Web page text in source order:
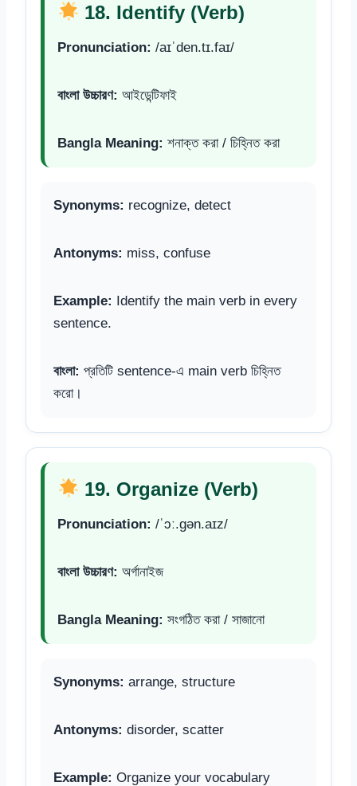
18. Identify (Verb)
Pronunciation: /aɪˈden.tɪ.faɪ/
বাংলা উচ্চারণ: আইডেন্টিফাই
Bangla Meaning: শনাক্ত করা / চিহ্নিত করা
Synonyms: recognize, detect
Antonyms: miss, confuse
Example: Identify the main verb in every
sentence.
বাংলা: প্রতিটি sentence-এ main verb চিহ্নিত
করো।
19. Organize (Verb)
Pronunciation: /ˈɔː.ɡən.aɪz/
বাংলা উচ্চারণ: অর্গানাইজ
Bangla Meaning: সংগঠিত করা / সাজানো
Synonyms: arrange, structure
Antonyms: disorder, scatter
Example: Organize your vocabulary